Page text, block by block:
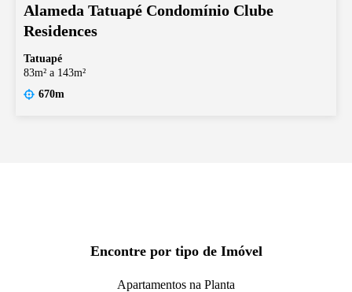
Alameda Tatuapé Condomínio Clube
Residences
Tatuapé
83m² a 143m²
670m
Encontre por tipo de Imóvel
Apartamentos na Planta